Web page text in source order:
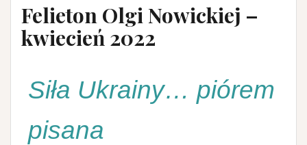
Felieton Olgi Nowickiej –
kwiecień 2022
Siła Ukrainy… piórem
pisana